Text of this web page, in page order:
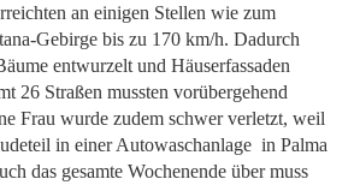
an einigen Stellen wie zum
Gebirge bis zu 170 km/h. Dadurch
entwurzelt und Häuserfassaden
26 Straßen mussten vorübergehend
Frau wurde zudem schwer verletzt, weil
in einer Autowaschanlage in Palma
das gesamte Wochenende über muss